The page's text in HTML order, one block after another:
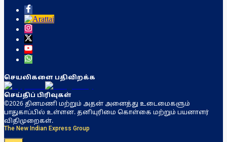
செயலிகளை பதிவிறக்க
செய்திப் பிரிவுகள்
©2026 தினமணி மற்றும் அதன் அனைத்து உடைமைகளும்
பாதுகாப்பில் உள்ளன. தனியுரிமை கொள்கை மற்றும் பயனாளர்
விதிமுறைகள்.
The New Indian Express Group